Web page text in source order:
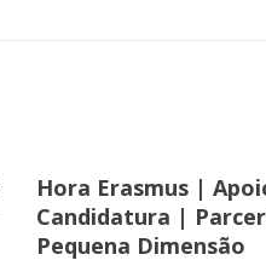
Hora Erasmus |
Candidatura |
Pequena Dimensão